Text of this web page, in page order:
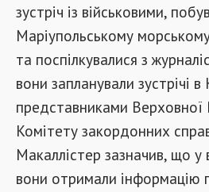
зустріч із військовими,
Маріупольському
та поспілкувалися з
вони запланували зустрічі в
представниками Верховної
Комітету закордонних
Макаллістер зазначив, що у
вони отримали інформацію